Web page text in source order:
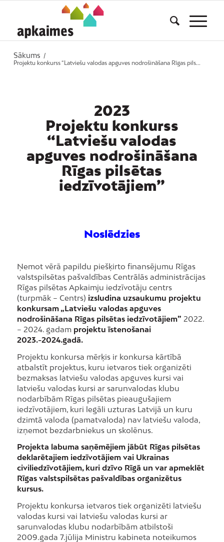
Sākums
/
Projektu konkurss “Latviešu valodas apguves nodrošināšana Rīgas pils...
2023
Projektu konkurss
“Latviešu valodas
apguves nodrošināšana
Rīgas pilsētas
iedzīvotājiem”
Noslēdzies
Ņemot vērā papildu piešķirto finansējumu Rīgas
valstspilsētas pašvaldības Centrālās administrācijas
Rīgas pilsētas Apkaimju iedzīvotāju centrs
(turpmāk – Centrs) izsludina uzsaukumu projektu
konkursam „Latviešu valodas apguves
nodrošināšana Rīgas pilsētas iedzīvotājiem” 2022.
– 2024. gadam projektu īstenošanai
2023.-2024.gadā.
Projektu konkursa mērķis ir konkursa kārtībā
atbalstīt projektus, kuru ietvaros tiek organizēti
bezmaksas latviešu valodas apguves kursi vai
latviešu valodas kursi ar sarunvalodas klubu
nodarbībām Rīgas pilsētas pieaugušajiem
iedzīvotājiem, kuri legāli uzturas Latvijā un kuru
dzimtā valoda (pamatvaloda) nav latviešu valoda,
izņemot bezdarbniekus un skolēnus.
Projekta labuma saņēmējiem jābūt Rīgas pilsētas
deklarētajiem iedzīvotājiem vai Ukrainas
civiliedzīvotājiem, kuri dzīvo Rīgā un var apmeklēt
Rīgas valstspilsētas pašvaldības organizētus
kursus.
Projektu konkursa ietvaros tiek organizēti latviešu
valodas kursi vai latviešu valodas kursi ar
sarunvalodas klubu nodarbībām atbilstoši
2009.gada 7.jūlija Ministru kabineta noteikumos